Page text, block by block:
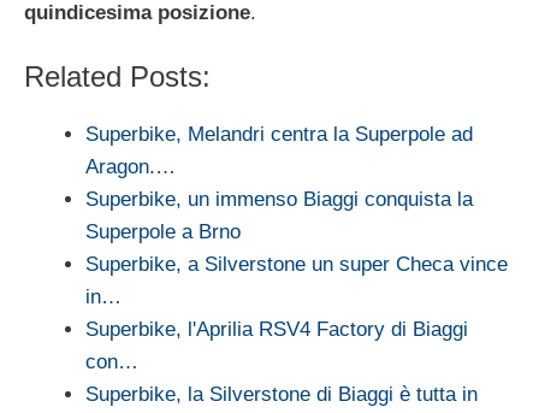
quindicesima posizione.
Related Posts:
Superbike, Melandri centra la Superpole ad
Aragon.…
Superbike, un immenso Biaggi conquista la
Superpole a Brno
Superbike, a Silverstone un super Checa vince
in…
Superbike, l'Aprilia RSV4 Factory di Biaggi
con…
Superbike, la Silverstone di Biaggi è tutta in